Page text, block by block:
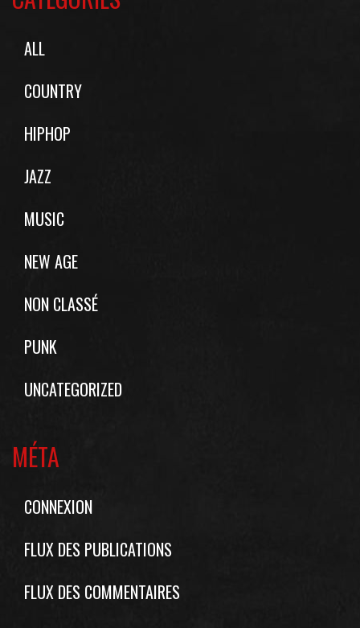
ALL
COUNTRY
HIPHOP
JAZZ
MUSIC
NEW AGE
NON CLASSÉ
PUNK
UNCATEGORIZED
MÉTA
CONNEXION
FLUX DES PUBLICATIONS
FLUX DES COMMENTAIRES